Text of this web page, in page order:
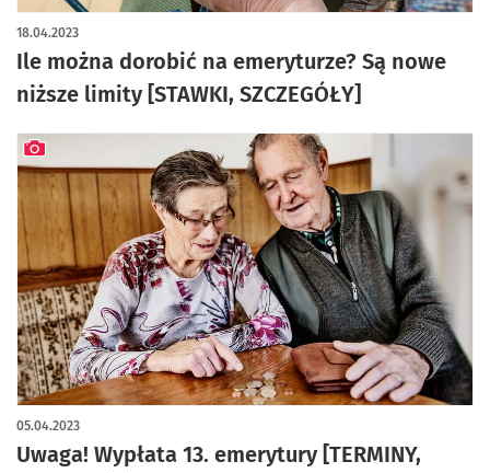
Ile można dorobić na emeryturze? Są nowe
niższe limity [STAWKI, SZCZEGÓŁY]
18.04.2023
Uwaga! Wypłata 13. emerytury [TERMINY,
05.04.2023
artykuł z galerią zdjęć